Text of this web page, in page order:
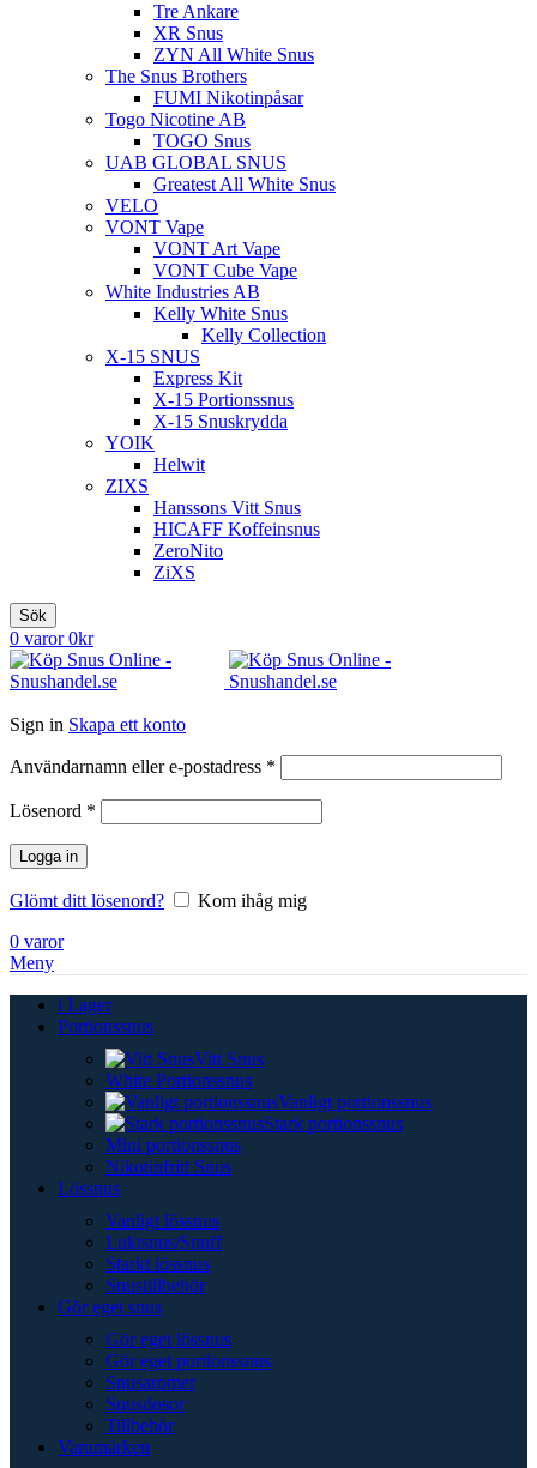
Tre Ankare
XR Snus
ZYN All White Snus
The Snus Brothers
FUMI Nikotinpåsar
Togo Nicotine AB
TOGO Snus
UAB GLOBAL SNUS
Greatest All White Snus
VELO
VONT Vape
VONT Art Vape
VONT Cube Vape
White Industries AB
Kelly White Snus
Kelly Collection
X-15 SNUS
Express Kit
X-15 Portionssnus
X-15 Snuskrydda
YOIK
Helwit
ZIXS
Hanssons Vitt Snus
HICAFF Koffeinsnus
ZeroNito
ZiXS
Sök
0 varor 0kr
Sign in Skapa ett konto
Användarnamn eller e-postadress *
Lösenord *
Logga in
Glömt ditt lösenord?
Kom ihåg mig
0 varor
Meny
i Lager
Portionssnus
Vitt Snus
White Portionssnus
Vanligt portionssnus
Stark portionssnus
Mini portionssnus
Nikotinfritt Snus
Lössnus
Vanligt lössnus
Luktsnus/Snuff
Starkt lössnus
Snustillbehör
Gör eget snus
Gör eget lössnus
Gör eget portionssnus
Snusaromer
Snusdosor
Tillbehör
Varumärken